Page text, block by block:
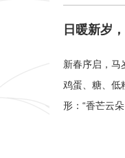
日暖新岁
新春序启，马
鸡蛋、糖、低
形：“香芒云